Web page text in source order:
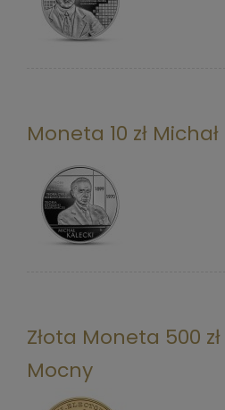
Moneta 10 zł
Złota Moneta 500
Mocny